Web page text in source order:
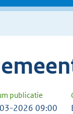
publicatie
2026 09:00